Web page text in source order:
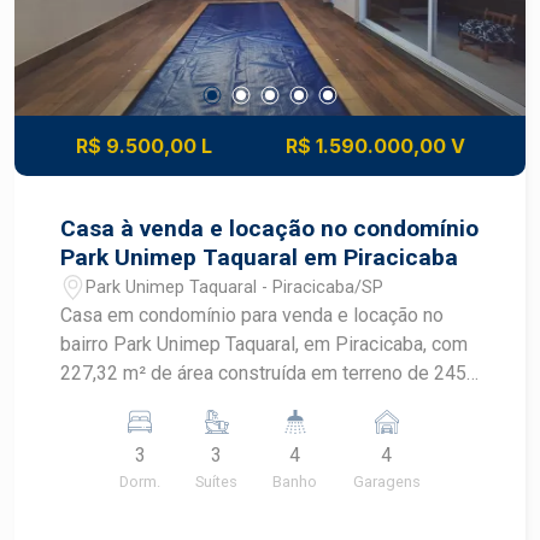
R$ 9.500,00 L R$ 1.590.000,00 V
Casa à venda e locação no condomínio
Park Unimep Taquaral em Piracicaba
Park Unimep Taquaral - Piracicaba/SP
Casa em condomínio para venda e locação no
bairro Park Unimep Taquaral, em Piracicaba, com
227,32 m² de área construída em terreno de 245
closets, piscina aquecida e ambientes
integrados. CARACTERÍSTICAS DO IMÓVEL - 3
dormitórios - 3 suítes com closets, portas
3
Dorm.
3
Suítes
4
Banho
4
Garagens